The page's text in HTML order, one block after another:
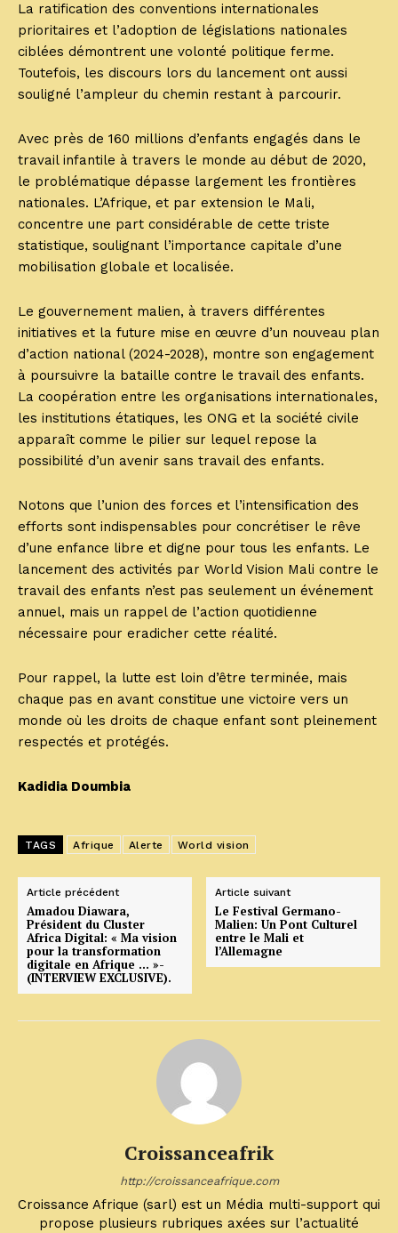
La ratification des conventions internationales
prioritaires et l’adoption de législations nationales
ciblées démontrent une volonté politique ferme.
Toutefois, les discours lors du lancement ont aussi
souligné l’ampleur du chemin restant à parcourir.
Avec près de 160 millions d’enfants engagés dans le
travail infantile à travers le monde au début de 2020,
le problématique dépasse largement les frontières
nationales. L’Afrique, et par extension le Mali,
concentre une part considérable de cette triste
statistique, soulignant l’importance capitale d’une
mobilisation globale et localisée.
Le gouvernement malien, à travers différentes
initiatives et la future mise en œuvre d’un nouveau plan
d’action national (2024-2028), montre son engagement
à poursuivre la bataille contre le travail des enfants.
La coopération entre les organisations internationales,
les institutions étatiques, les ONG et la société civile
apparaît comme le pilier sur lequel repose la
possibilité d’un avenir sans travail des enfants.
Notons que l’union des forces et l’intensification des
efforts sont indispensables pour concrétiser le rêve
d’une enfance libre et digne pour tous les enfants. Le
lancement des activités par World Vision Mali contre le
travail des enfants n’est pas seulement un événement
annuel, mais un rappel de l’action quotidienne
nécessaire pour eradicher cette réalité.
Pour rappel, la lutte est loin d’être terminée, mais
chaque pas en avant constitue une victoire vers un
monde où les droits de chaque enfant sont pleinement
respectés et protégés.
Kadidia Doumbia
TAGS Afrique Alerte World vision
Article précédent
Amadou Diawara,
Président du Cluster
Africa Digital: « Ma vision
pour la transformation
digitale en Afrique … »-
(INTERVIEW EXCLUSIVE).
Article suivant
Le Festival Germano-
Malien: Un Pont Culturel
entre le Mali et
l’Allemagne
Croissanceafrik
http://croissanceafrique.com
Croissance Afrique (sarl) est un Média multi-support qui
propose plusieurs rubriques axées sur l’actualité